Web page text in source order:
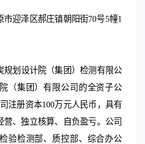
市迎泽区郝庄镇朝阳街70号5幢1
规划设计院（集团）检测有限公
（集团）有限公司的全资子公
注册资本100万元人民币，具有
、独立核算、自负盈亏。公司
验检测部、质控部、综合办公